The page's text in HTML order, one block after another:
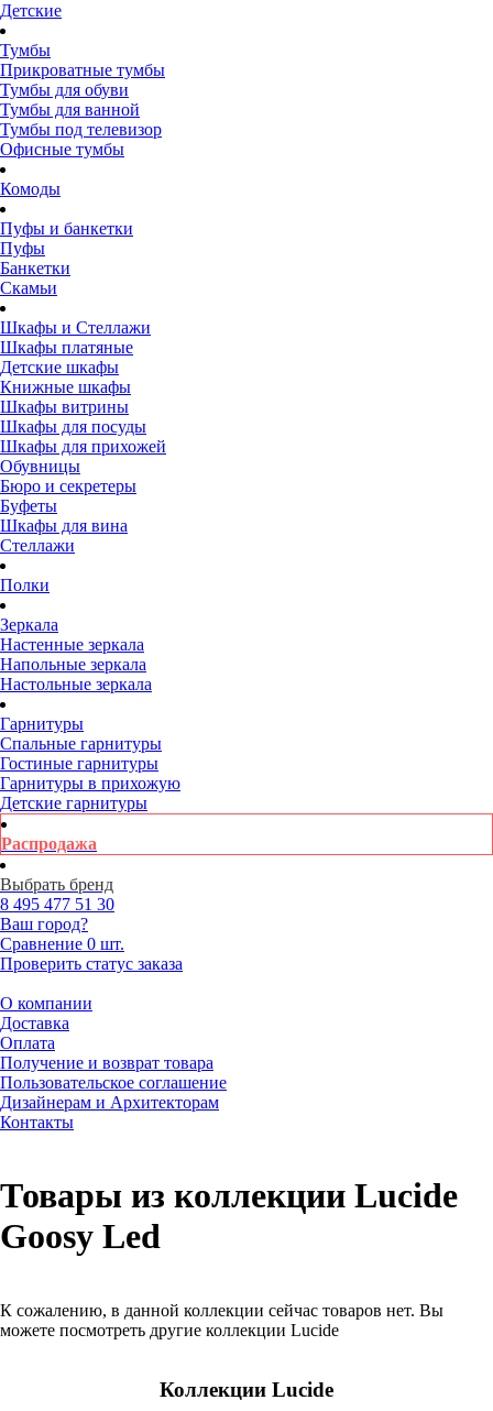
Детские
Тумбы
Прикроватные тумбы
Тумбы для обуви
Тумбы для ванной
Тумбы под телевизор
Офисные тумбы
Комоды
Пуфы и банкетки
Пуфы
Банкетки
Скамьи
Шкафы и Стеллажи
Шкафы платяные
Детские шкафы
Книжные шкафы
Шкафы витрины
Шкафы для посуды
Шкафы для прихожей
Обувницы
Бюро и секретеры
Буфеты
Шкафы для вина
Стеллажи
Полки
Зеркала
Настенные зеркала
Напольные зеркала
Настольные зеркала
Гарнитуры
Спальные гарнитуры
Гостиные гарнитуры
Гарнитуры в прихожую
Детские гарнитуры
Распродажа
Выбрать бренд
8 495 477 51 30
Ваш город?
Сравнение 0 шт.
Проверить статус заказа
О компании
Доставка
Оплата
Получение и возврат товара
Пользовательское соглашение
Дизайнерам и Архитекторам
Контакты
Товары из коллекции Lucide
Goosy Led
К сожалению, в данной коллекции сейчас товаров нет. Вы
можете посмотреть другие коллекции Lucide
Коллекции Lucide